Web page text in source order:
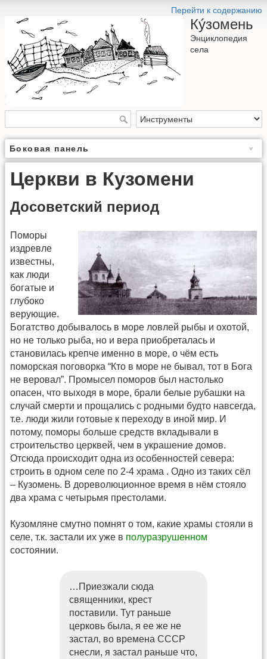
Перейти к содержанию
Кýзомень
Энциклопедия
села
Боковая панель
Церкви в Кузомени
Досоветский период
Поморы
издревле
известны,
как люди
богатые и
глубоко
верующие.
Богатство добывалось в море ловлей рыбы и охотой,
но не только рыба, но и вера приобреталась и
становилась крепче именно в море, о чём есть
поморская поговорка “Кто в море не бывал, тот в Бога
не веровал”. Промысел поморов был настолько
опасен, что выходя в море, брали белые рубашки на
случай смерти и прощались с родными будто навсегда,
т.е. люди жили готовые к переходу в иной мир. И
потому, поморы больше средств вкладывали в
строительство церквей, чем в украшение домов.
Отсюда происходит одна из особенностей севера:
строить в одном селе по 2-4 храма . Одно из таких сёл
– Кузомень. В дореволюционное время в нём стояло
два храма с четырьмя престолами.
Кузомляне смутно помнят о том, какие храмы стояли в
селе, т.к. застали их уже в полуразрушенном
состоянии.
…Приезжали сюда
священники, крест
поставили. Тут раньше
церковь была, я ее же не
застал, во времена СССР
снесли, я застал раньше что,